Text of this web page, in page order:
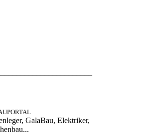
GalaBau, Elektriker,